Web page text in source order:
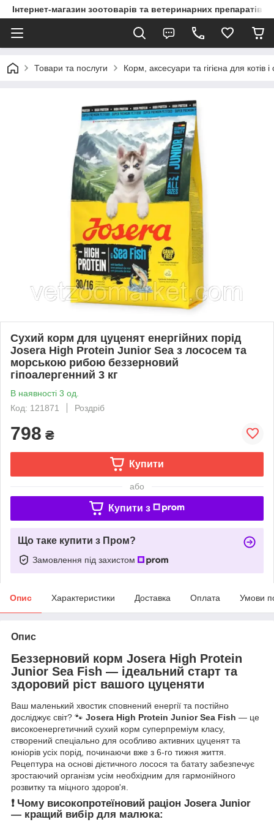
Інтернет-магазин зоотоварів та ветеринарних препаратів
Товари та послуги Корм, аксесуари та гігієна для котів і
Сухий корм для цуценят енергійних порід
Josera High Protein Junior Sea з лососем та
морською рибою беззерновий
гіпоалергенний 3 кг
В наявності 3 од.
Код: 121871
Роздріб
798 ₴
Купити
або
Купити з
Що таке купити з Пром?
Замовлення під захистом
Опис Характеристики Доставка Оплата Умови
Опис
Беззерновий корм Josera High Protein
Junior Sea Fish — ідеальний старт та
здоровий ріст вашого цуценяти
Ваш маленький хвостик сповнений енергії та постійно
досліджує світ? 🐾 Josera High Protein Junior Sea Fish — це
високоенергетичний сухий корм суперпреміум класу,
створений спеціально для особливо активних цуценят та
юніорів усіх порід, починаючи вже з 6-го тижня життя.
Рецептура на основі дієтичного лосося та батату забезпечує
зростаючий організм усім необхідним для гармонійного
розвитку та міцного здоров'я.
❗️ Чому високопротеїновий раціон Josera Junior
— кращий вибір для малюка: